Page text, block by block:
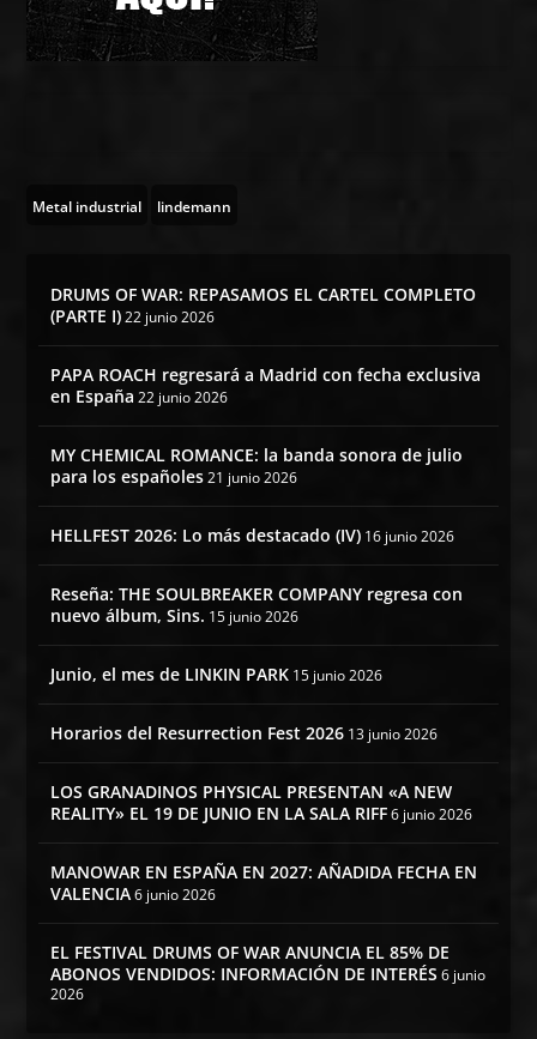
Metal industrial lindemann
DRUMS OF WAR: REPASAMOS EL CARTEL COMPLETO
(PARTE I) 22 junio 2026
PAPA ROACH regresará a Madrid con fecha exclusiva
en España 22 junio 2026
MY CHEMICAL ROMANCE: la banda sonora de julio
para los españoles 21 junio 2026
HELLFEST 2026: Lo más destacado (IV) 16 junio 2026
Reseña: THE SOULBREAKER COMPANY regresa con
nuevo álbum, Sins. 15 junio 2026
Junio, el mes de LINKIN PARK 15 junio 2026
Horarios del Resurrection Fest 2026 13 junio 2026
LOS GRANADINOS PHYSICAL PRESENTAN «A NEW
REALITY» EL 19 DE JUNIO EN LA SALA RIFF 6 junio 2026
MANOWAR EN ESPAÑA EN 2027: AÑADIDA FECHA EN
VALENCIA 6 junio 2026
EL FESTIVAL DRUMS OF WAR ANUNCIA EL 85% DE
ABONOS VENDIDOS: INFORMACIÓN DE INTERÉS 6 junio
2026